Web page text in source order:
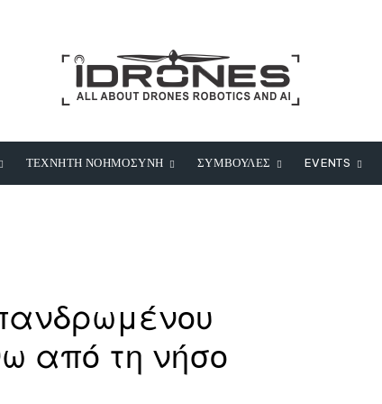
ΤΕΧΝΗΤΗ ΝΟΗΜΟΣΥΝΗ ΣΥΜΒΟΥΛΕΣ EVENTS
από τη νήσο